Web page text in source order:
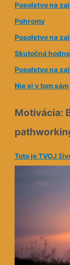
d
r
e
s
Posolstvo na
Pohromy
Posolstvo na
Skutočná
Posolstvo na
Nie si v tom sám
Motivácia:
Toto je TVOJ